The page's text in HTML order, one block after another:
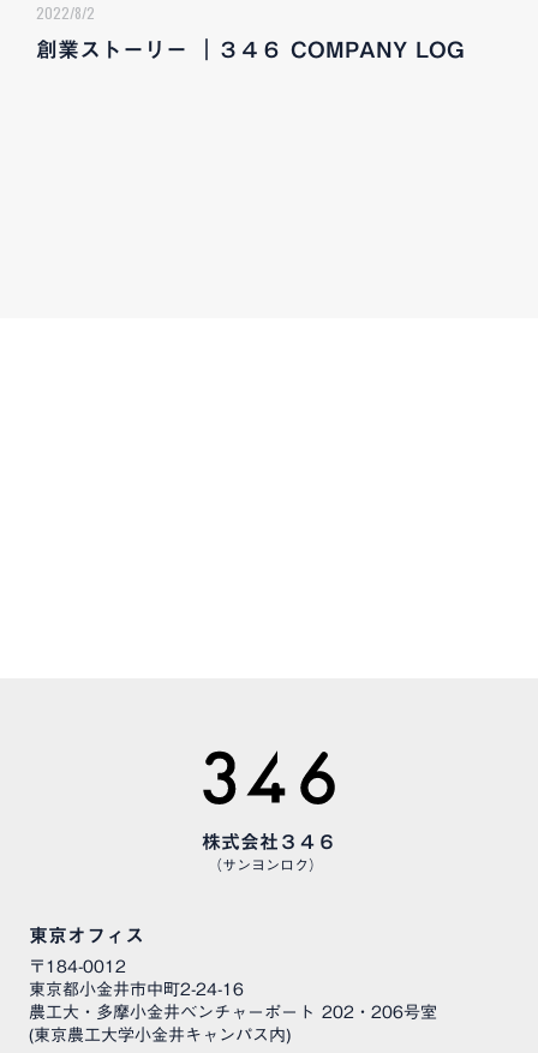
2022/8/2
創業ストーリー ｜３４６ COMPANY LOG
株式会社３４６
（サンヨンロク）
東京オフィス
〒184-0012
東京都小金井市中町2-24-16
農工大・多摩小金井ベンチャーポート 202・206号室
(東京農工大学小金井キャンパス内)